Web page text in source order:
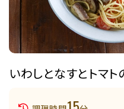
いわしとなすとトマ